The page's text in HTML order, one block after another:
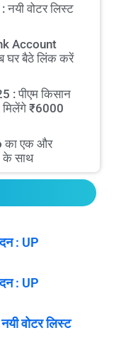
वोटर लिस्ट
Account
घर बैठे लिंक करें
: पीएम किसान
मिलेंगे ₹6000
का एक और
के साथ
: UP
: UP
वोटर लिस्ट